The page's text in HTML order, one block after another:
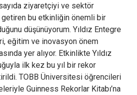
ziyaretçiyi ve sektör
getiren bu etkinliğin önemli bir
düşünüyorum. Yıldız Entegre
eğitim ve inovasyon önem
yer alıyor. Etkinlikte Yıldız
ilk kez bu yıl bir rekor
TOBB Üniversitesi öğrencileri
Guinness Rekorlar Kitabı’na